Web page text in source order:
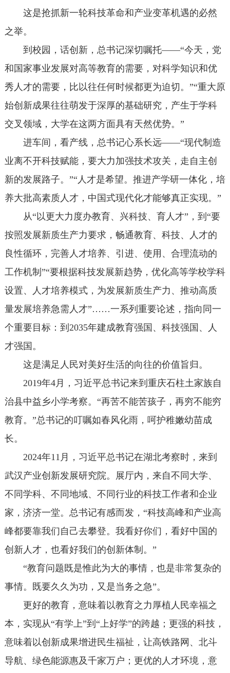
这是抢抓新一轮科技革命和产业变革机遇的必然
之举。
到校园，话创新，总书记深切嘱托——“今天，党
和国家事业发展对高等教育的需要，对科学知识和优
秀人才的需要，比以往任何时候都更为迫切。”“重大原
始创新成果往往萌发于深厚的基础研究，产生于学科
交叉领域，大学在这两方面具有天然优势。”
进车间，看产线，总书记心系长远——“现代制造
业离不开科技赋能，要大力加强技术攻关，走自主创
新的发展路子。”“人才是希望。推进产学研一体化，培
养大批高素质人才，中国式现代化才能够真正实现。”
从“以更大力度办教育、兴科技、育人才”，到“要
按照发展新质生产力要求，畅通教育、科技、人才的
良性循环，完善人才培养、引进、使用、合理流动的
工作机制”“要根据科技发展新趋势，优化高等学校学科
设置、人才培养模式，为发展新质生产力、推动高质
量发展培养急需人才”……一系列重要论述，指向同一
个重要目标：到2035年建成教育强国、科技强国、人
才强国。
这是满足人民对美好生活的向往的价值旨归。
2019年4月，习近平总书记来到重庆石柱土家族自
治县中益乡小学考察。“再苦不能苦孩子，再穷不能穷
教育。”总书记的叮嘱如春风化雨，呵护稚嫩幼苗成
长。
2024年11月，习近平总书记在湖北考察时，来到
武汉产业创新发展研究院。展厅内，来自不同大学、
不同学科、不同地域、不同行业的科技工作者和企业
家，济济一堂。总书记有感而发，“科技高峰和产业高
峰都要靠我们自己去攀登。我看好你们，看好中国的
创新人才，也看好我们的创新体制。”
“教育问题既是惟此为大的事情，也是非常复杂的
事情。既要久久为功，又是当务之急”。
更好的教育，意味着以教育之力厚植人民幸福之
本，实现从“有学上”到“上好学”的跨越；更强的科技，
意味着以创新成果增进民生福祉，让高铁路网、北斗
导航、绿色能源惠及千家万户；更优的人才环境，意